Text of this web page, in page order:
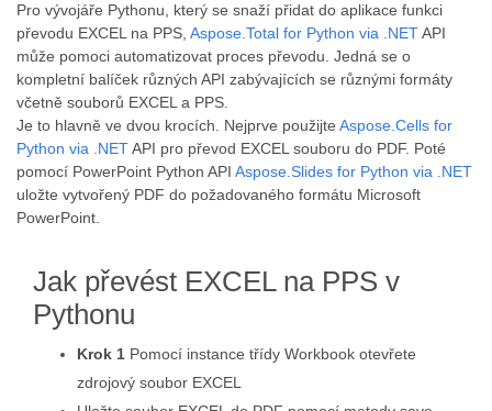
Pro vývojáře Pythonu, který se snaží přidat do aplikace funkci
převodu EXCEL na PPS, Aspose.Total for Python via .NETAPI
může pomoci automatizovat proces převodu. Jedná se o
kompletní balíček různých API zabývajících se různými formáty
včetně souborů EXCEL a PPS.
Je to hlavně ve dvou krocích. Nejprve použijte Aspose.Cells for
Python via .NETAPI pro převod EXCEL souboru do PDF. Poté
pomocí PowerPoint Python API Aspose.Slides for Python via .NET
uložte vytvořený PDF do požadovaného formátu Microsoft
PowerPoint.
Jak převést EXCEL na PPS v
Pythonu
Krok 1 Pomocí instance třídy Workbook otevřete
zdrojový soubor EXCEL